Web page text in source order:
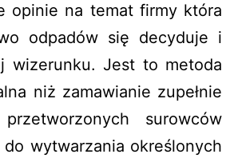
opinie na temat firmy która
odpadów się decyduje i
wizerunku. Jest to metoda
niż zamawianie zupełnie
surowców
wytwarzania określonych